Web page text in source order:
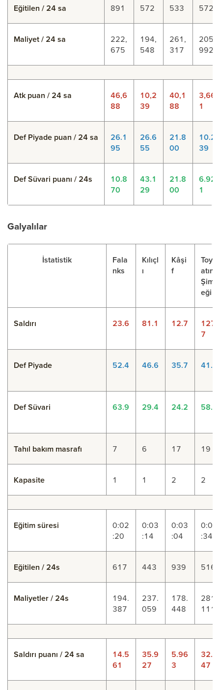
Eğitilen / 24 sa 891 572 533 572
Maliyet / 24 sa
222,
675
194,
548
261,
317
205,
992
Atk puan / 24 sa
46,6
88
10,2
39
40,1
88
3,66
1
Def Piyade puan / 24 sa
26.1
95
26.6
55
21.8
00
10.2
39
Def Süvari puanı / 24s
10.8
70
43.1
29
21.8
00
6.92
1
Galyalılar
İstatistik
Fala
nks
Kılıçl
ı
Kâşi
f
Toyt
atın
Şimş
eği
Saldırı 23.6 81.1 12.7
127.
7
Def Piyade 52.4 46.6 35.7 41.5
Def Süvari 63.9 29.4 24.2 58.7
Tahıl bakım masrafı 7 6 17 19
Kapasite 1 1 2 2
Eğitim süresi
0:02
:20
0:03
:14
0:03
:04
0:05
:34
Eğitilen / 24s 617 443 939 516
Maliyetler / 24s
194.
387
237.
059
178.
448
281.
111
Saldırı puanı / 24 sa
14.5
61
35.9
27
5.96
3
32.9
47